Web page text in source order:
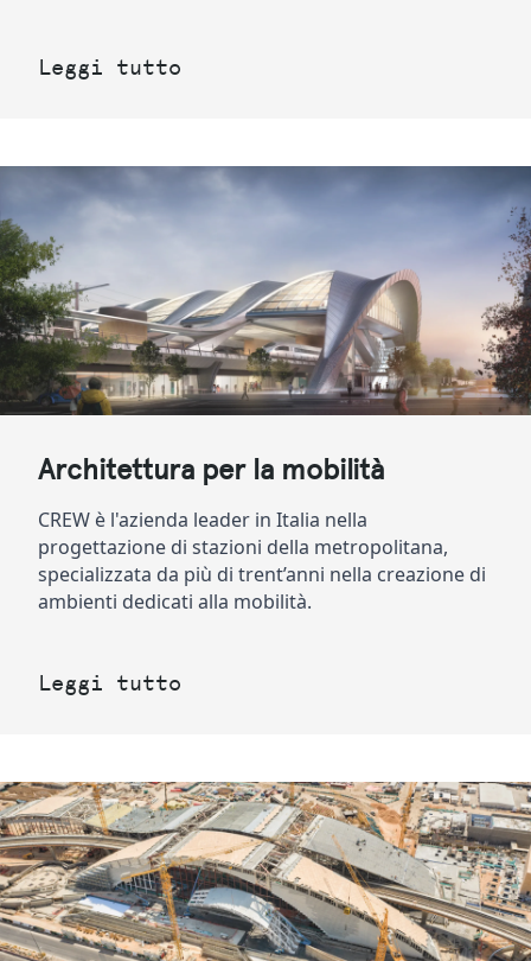
Leggi tutto
Architettura per la mobilità
CREW è l'azienda leader in Italia nella
progettazione di stazioni della metropolitana,
specializzata da più di trent’anni nella creazione di
ambienti dedicati alla mobilità.
Leggi tutto